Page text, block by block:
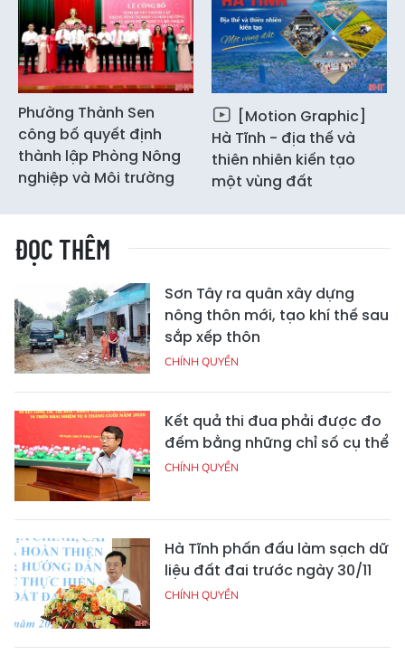
Phường Thành Sen
công bố quyết định
thành lập Phòng Nông
nghiệp và Môi trường
[Motion Graphic]
Hà Tĩnh - địa thế và
thiên nhiên kiến tạo
một vùng đất
ĐỌC THÊM
Sơn Tây ra quân xây dựng
nông thôn mới, tạo khí thế sau
sắp xếp thôn
CHÍNH QUYỀN
Kết quả thi đua phải được đo
đếm bằng những chỉ số cụ thể
CHÍNH QUYỀN
Hà Tĩnh phấn đấu làm sạch dữ
liệu đất đai trước ngày 30/11
CHÍNH QUYỀN